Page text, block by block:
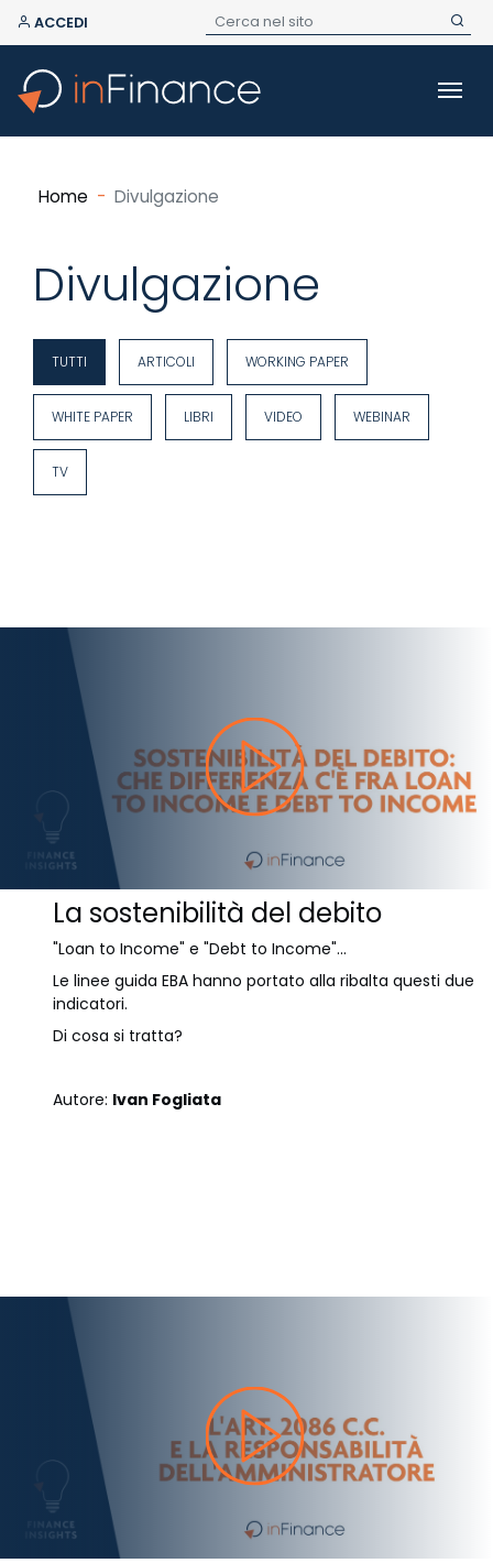
ACCEDI
Home Divulgazione
Divulgazione
TUTTI ARTICOLI WORKING PAPER
WHITE PAPER LIBRI VIDEO WEBINAR
TV
La sostenibilità del debito
"Loan to Income" e "Debt to Income"...
Le linee guida EBA hanno portato alla ribalta questi due
indicatori.
Di cosa si tratta?
Autore: Ivan Fogliata